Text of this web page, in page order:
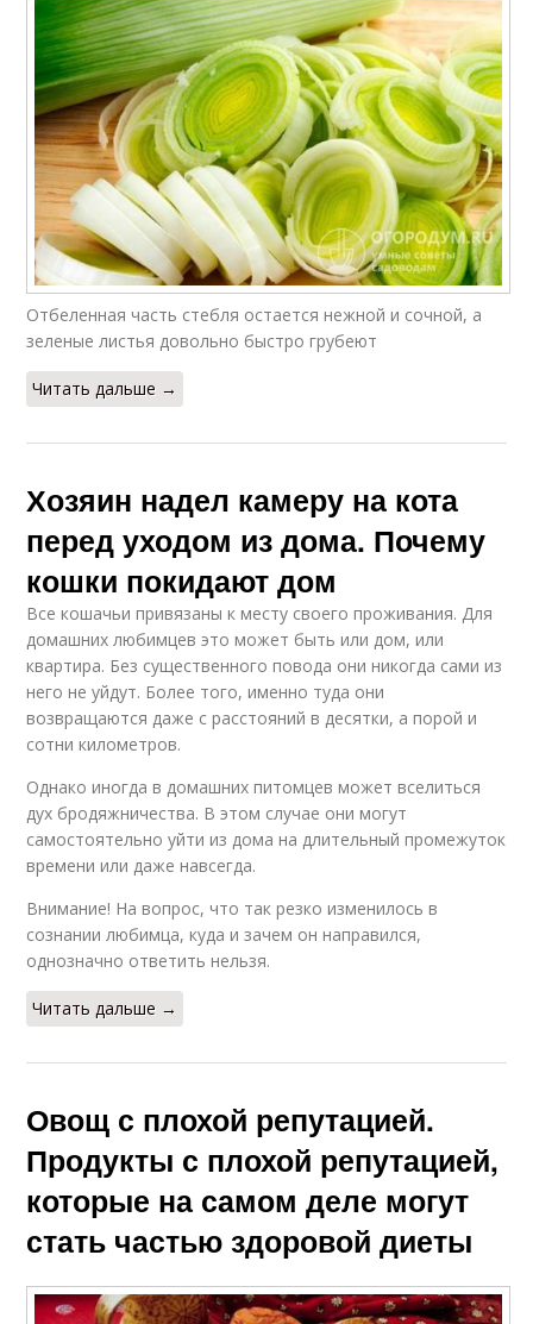
Отбеленная часть стебля остается нежной и сочной, а
зеленые листья довольно быстро грубеют
Читать дальше →
Хозяин надел камеру на кота
перед уходом из дома. Почему
кошки покидают дом
Все кошачьи привязаны к месту своего проживания. Для
домашних любимцев это может быть или дом, или
квартира. Без существенного повода они никогда сами из
него не уйдут. Более того, именно туда они
возвращаются даже с расстояний в десятки, а порой и
сотни километров.
Однако иногда в домашних питомцев может вселиться
дух бродяжничества. В этом случае они могут
самостоятельно уйти из дома на длительный промежуток
времени или даже навсегда.
Внимание! На вопрос, что так резко изменилось в
сознании любимца, куда и зачем он направился,
однозначно ответить нельзя.
Читать дальше →
Овощ с плохой репутацией.
Продукты с плохой репутацией,
которые на самом деле могут
стать частью здоровой диеты